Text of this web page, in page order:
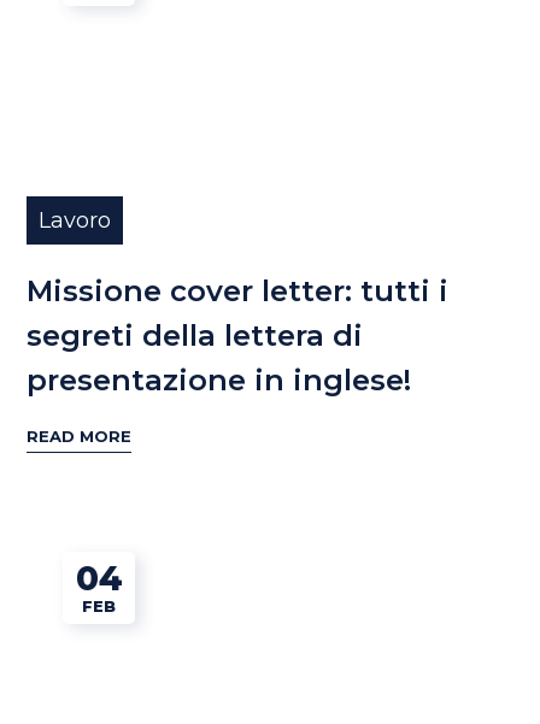
Lavoro
Missione cover letter: tutti i
segreti della lettera di
presentazione in inglese!
READ MORE
04
FEB